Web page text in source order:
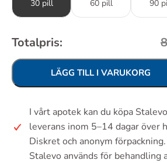
30 pill 60 pill 90
Totalpris:
LÄGG TILL I VARUKORG
I vårt apotek kan du köpa
leverans inom 5–14 dagar över
Diskret och anonym förpackning.
Stalevo används för behandling